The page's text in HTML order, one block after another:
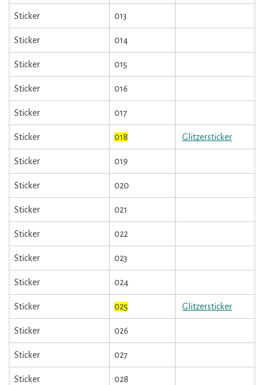
Sticker 013
Sticker 014
Sticker 015
Sticker 016
Sticker 017
Sticker 018 Glitzersticker
Sticker 019
Sticker 020
Sticker 021
Sticker 022
Sticker 023
Sticker 024
Sticker 025 Glitzersticker
Sticker 026
Sticker 027
Sticker 028